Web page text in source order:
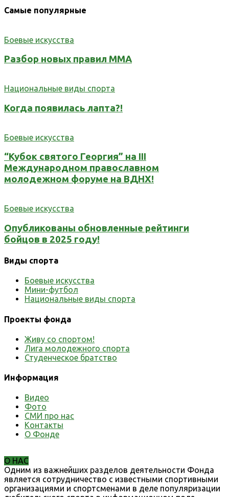
Самые популярные
Боевые искусства
Разбор новых правил ММА
Национальные виды спорта
Когда появилась лапта?!
Боевые искусства
“Кубок святого Георгия” на III
Международном православном
молодежном форуме на ВДНХ!
Боевые искусства
Опубликованы обновленные рейтинги
бойцов в 2025 году!
Виды спорта
Боевые искусства
Мини-футбол
Национальные виды спорта
Проекты фонда
Живу со спортом!
Лига молодежного спорта
Студенческое братство
Информация
Видео
Фото
СМИ про нас
Контакты
О Фонде
О НАС
Одним из важнейших разделов деятельности Фонда
является сотрудничество с известными спортивными
организациями и спортсменами в деле популяризации